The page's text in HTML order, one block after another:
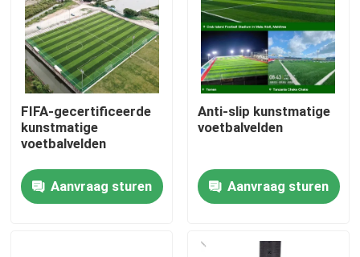
FIFA-gecertificeerde
kunstmatige
voetbalvelden
Aanvraag sturen
Anti-slip kunstmatige
voetbalvelden
Aanvraag sturen